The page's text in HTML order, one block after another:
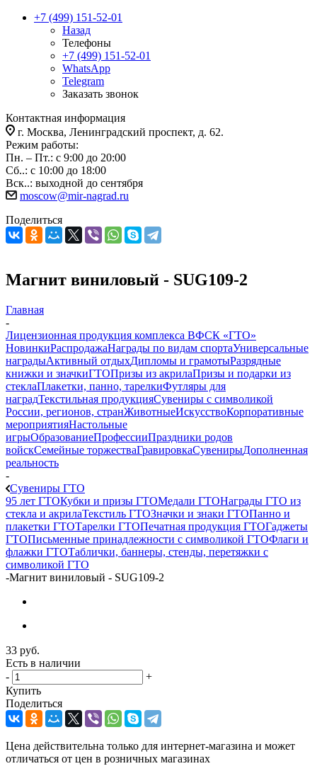
+7 (499) 151-52-01
Назад
Телефоны
+7 (499) 151-52-01
WhatsApp
Telegram
Заказать звонок
Контактная информация
г. Москва, Ленинградский проспект, д. 62.
Режим работы:
Пн. – Пт.: с 9:00 до 20:00
Сб..: с 10:00 до 18:00
Вск..: выходной до сентября
moscow@mir-nagrad.ru
Поделиться
Магнит виниловый - SUG109-2
Главная
-
Лицензионная продукция комплекса ВФСК «ГТО»
НовинкиРаспродажаНаграды по видам спортаУниверсальные
наградыАктивный отдыхДипломы и грамотыРазрядные
книжки и значкиГТОПризы из акрилаПризы и подарки из
стеклаПлакетки, панно, тарелкиФутляры для
наградТекстильная продукцияСувениры с символикой
России, регионов, странЖивотныеИскусствоКорпоративные
мероприятияНастольные
игрыОбразованиеПрофессииПраздники родов
войскСемейные торжестваГравировкаСувенирыДополненная
реальность
-
Сувениры ГТО
95 лет ГТОКубки и призы ГТОМедали ГТОНаграды ГТО из
стекла и акрилаТекстиль ГТОЗначки и знаки ГТОПанно и
плакетки ГТОТарелки ГТОПечатная продукция ГТОГаджеты
ГТОПисьменные принадлежности с символикой ГТОФлаги и
флажки ГТОТаблички, баннеры, стенды, перетяжки с
символикой ГТО
-Магнит виниловый - SUG109-2
33 руб.
Есть в наличии
-
+
Купить
Поделиться
Цена действительна только для интернет-магазина и может
отличаться от цен в розничных магазинах